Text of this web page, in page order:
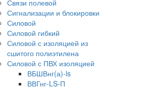
Связи полевой
Сигнализации и блокировки
Силовой
Силовой гибкий
Силовой с изоляцией из
сшитого полиэтилена
Силовой с ПВХ изоляцией
ВБШВнг(а)-ls
ВВГнг-LS-П